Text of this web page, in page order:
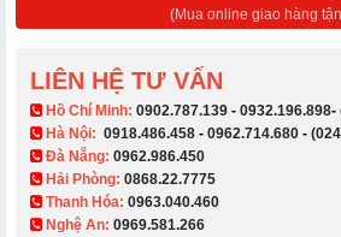
(Mua online giao hàng
LIÊN HỆ TƯ VẤN
​ Hồ Chí Minh: 0902.787.139 - 0932.196.898-
Hà Nội: 0918.486.458 - 0962.714.680 -
Đà Nẵng: 0962.986.450
Hải Phòng: 0868.22.7775
Thanh Hóa: 0963.040.460
Nghệ An: 0969.581.266